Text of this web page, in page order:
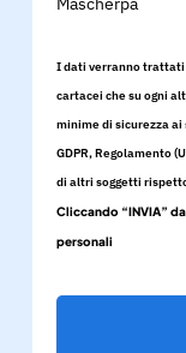
I dati verranno trattati
cartacei che su ogni
minime di sicurezza
GDPR, Regolamento
di altri soggetti
Cliccando “INVIA”
personali